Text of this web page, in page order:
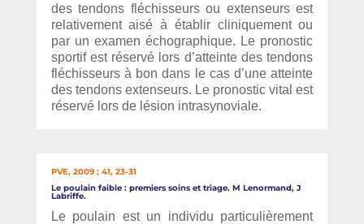
des tendons fléchisseurs ou extenseurs est
relativement aisé à établir cliniquement ou
par un examen échographique. Le pronostic
sportif est réservé lors d’atteinte des tendons
fléchisseurs à bon dans le cas d’une atteinte
des tendons extenseurs. Le pronostic vital est
réservé lors de lésion intrasynoviale.
PVE, 2009 ; 41, 23-31
Le poulain faible : premiers soins et triage. M Lenormand, J
Labriffe.
Le poulain est un individu particulièrement